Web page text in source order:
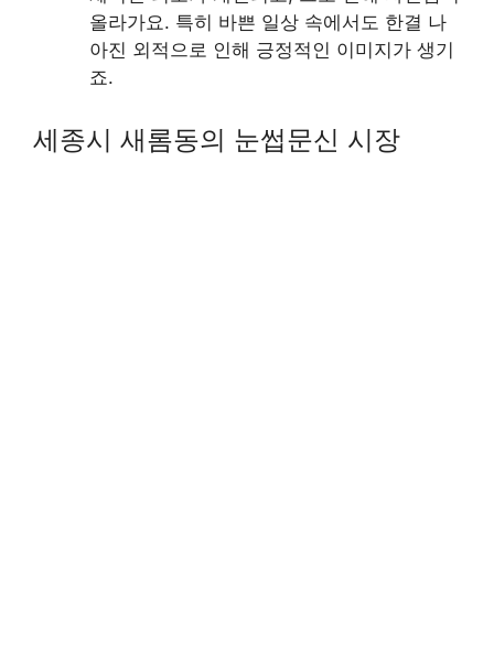
올라가요. 특히 바쁜 일상 속에서도 한결 나
아진 외적으로 인해 긍정적인 이미지가 생기
죠.
세종시 새롬동의 눈썹문신 시장